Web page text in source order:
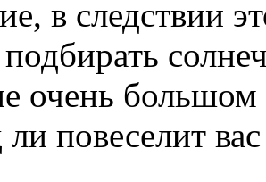
в следствии
очень большом
повеселит